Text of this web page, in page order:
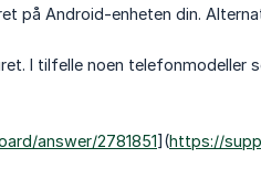
på Android-enheten din.
I tilfelle noen telefonmodeller
answer/2781851](https://